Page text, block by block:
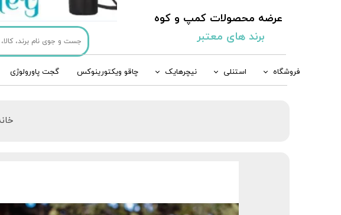
فروشگاه استنلی نیچرهایک چاقو ویکتورینوکس گجت پاورولوژی
عرضه محصولات کمپ و کوه
برند های معتبر